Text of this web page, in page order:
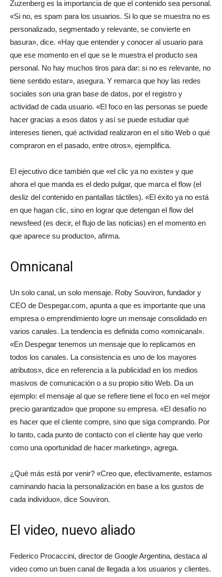
Zuzenberg es la importancia de que el contenido sea personal.
«Si no, es spam para los usuarios. Si lo que se muestra no es
personalizado, segmentado y relevante, se convierte en
basura», dice. «Hay que entender y conocer al usuario para
que ese momento en el que se le muestra el producto sea
personal. No hay muchos tiros para dar: si no es relevante, no
tiene sentido estar», asegura. Y remarca que hoy las redes
sociales son una gran base de datos, por el registro y
actividad de cada usuario. «El foco en las personas se puede
hacer gracias a esos datos y así se puede estudiar qué
intereses tienen, qué actividad realizaron en el sitio Web o qué
compraron en el pasado, entre otros», ejemplifica.
El ejecutivo dice también que «el clic ya no existe» y que
ahora el que manda es el dedo pulgar, que marca el flow (el
desliz del contenido en pantallas táctiles). «El éxito ya no está
en que hagan clic, sino en lograr que detengan el flow del
newsfeed (es decir, el flujo de las noticias) en el momento en
que aparece su producto», afirma.
Omnicanal
Un solo canal, un solo mensaje. Roby Souviron, fundador y
CEO de Despegar.com, apunta a que es importante que una
empresa o emprendimiento logre un mensaje consolidado en
varios canales. La tendencia es definida como «omnicanal».
«En Despegar tenemos un mensaje que lo replicamos en
todos los canales. La consistencia es uno de los mayores
atributos», dice en referencia a la publicidad en los medios
masivos de comunicación o a su propio sitio Web. Da un
ejemplo: el mensaje al que se refiere tiene el foco en «el mejor
precio garantizado» que propone su empresa. «El desafío no
es hacer que el cliente compre, sino que siga comprando. Por
lo tanto, cada punto de contacto con el cliente hay que verlo
como una oportunidad de hacer marketing», agrega.
¿Qué más está por venir? «Creo que, efectivamente, estamos
caminando hacia la personalización en base a los gustos de
cada individuo», dice Souviron.
El video, nuevo aliado
Federico Procaccini, director de Google Argentina, destaca al
video como un buen canal de llegada a los usuarios y clientes.